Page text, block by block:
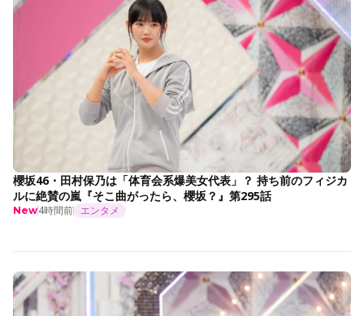
櫻坂46・田村保乃は「体育会系爆美女代表」？ 持ち前のフィジカ
ルに絶賛の嵐『そこ曲がったら、櫻坂？』第295話
New4時間前 エンタメ